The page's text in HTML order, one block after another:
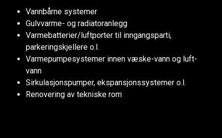
Vannbårne systemer
Gulvvarme- og radiatoranlegg
Varmebatterier/luftporter til inngangsparti,
parkeringskjellere o.l.
Varmepumpesystemer innen væske-vann og luft-
vann
Sirkulasjonspumper, ekspansjonssystemer o.l.
Renovering av tekniske rom